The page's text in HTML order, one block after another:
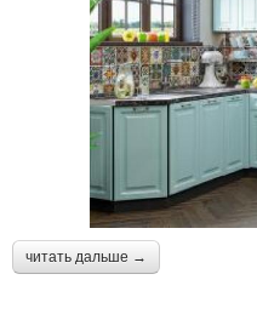
читать дальше →